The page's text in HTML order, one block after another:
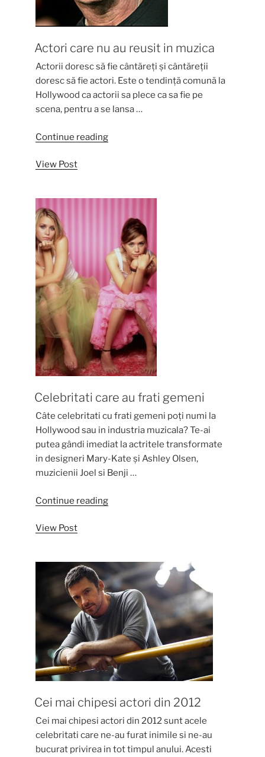
Actori care nu au reusit in muzica
Actorii doresc să fie cântăreți și cântăreții
doresc să fie actori. Este o tendință comună la
Hollywood ca actorii sa plece ca sa fie pe
scena, pentru a se lansa …
Continue reading“Actori
muzica”
View Post
Celebritati care au frati gemeni
Câte celebritati cu frati gemeni poți numi la
Hollywood sau in industria muzicala? Te-ai
putea gândi imediat la actritele transformate
in designeri Mary-Kate și Ashley Olsen,
muzicienii Joel si Benji …
Continue reading“Celebritati
View Post
Cei mai chipesi actori din 2012
Cei mai chipesi actori din 2012 sunt acele
celebritati care ne-au furat inimile si ne-au
bucurat privirea in tot timpul anului. Acesti